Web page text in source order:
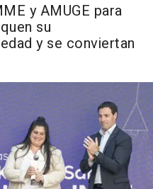
y AMUGE para
su
y se conviertan